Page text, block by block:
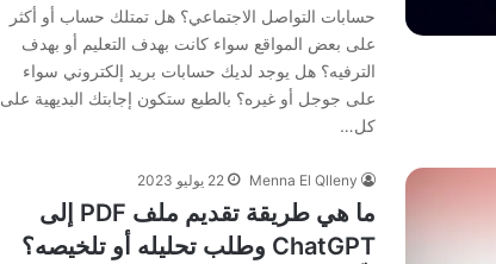
حسابات التواصل الاجتماعي؟ هل تمتلك حساب أو أكثر
على بعض المواقع سواء كانت بهدف التعليم أو بهدف
الترفيه؟ هل يوجد لديك حسابات بريد إلكتروني سواء
على جوجل أو غيره؟ بالطبع ستكون إجابتك البديهية على
كل…
Menna El Qlleny 22 يوليو 2023
ما هي طريقة تقديم ملف PDF إلى
ChatGPT وطلب تحليله أو تلخيصه؟